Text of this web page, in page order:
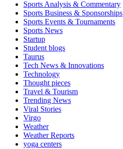
Sports Analysis & Commentary
Sports Business & Sponsorships
Sports Events & Tournaments
Sports News
Startup
Student blogs
Taurus
Tech News & Innovations
Technology
Thought pieces
Travel & Tourism
Trending News
Viral Stories
Virgo
Weather
Weather Reports
yoga centers